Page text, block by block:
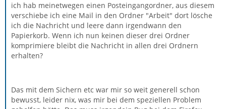
ich hab meinetwegen einen Posteingangordner, aus diesem
verschiebe ich eine Mail in den Ordner "Arbeit" dort lösche
ich die Nachricht und leere dann irgendwann den
Papierkorb. Wenn ich nun keinen dieser drei Ordner
komprimiere bleibt die Nachricht in allen drei Ordnern
erhalten?
Das mit dem Sichern etc war mir so weit generell schon
bewusst, leider nix, was mir bei dem speziellen Problem